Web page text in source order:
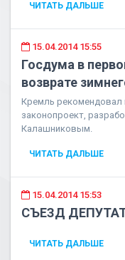
ЧИТАТЬ ДАЛЬШЕ
15.04.2014 15:55
Госдума в
возврате
Кремль рекомендовал
законопроект,
Калашниковым.
ЧИТАТЬ ДАЛЬШЕ
15.04.2014 15:53
СЪЕЗД
ЧИТАТЬ ДАЛЬШЕ